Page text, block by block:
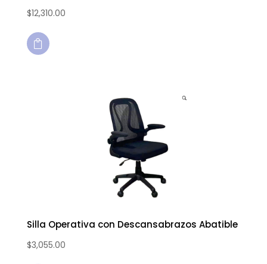
$12,310.00

Silla Operativa con Descansabrazos Abatible
$3,055.00